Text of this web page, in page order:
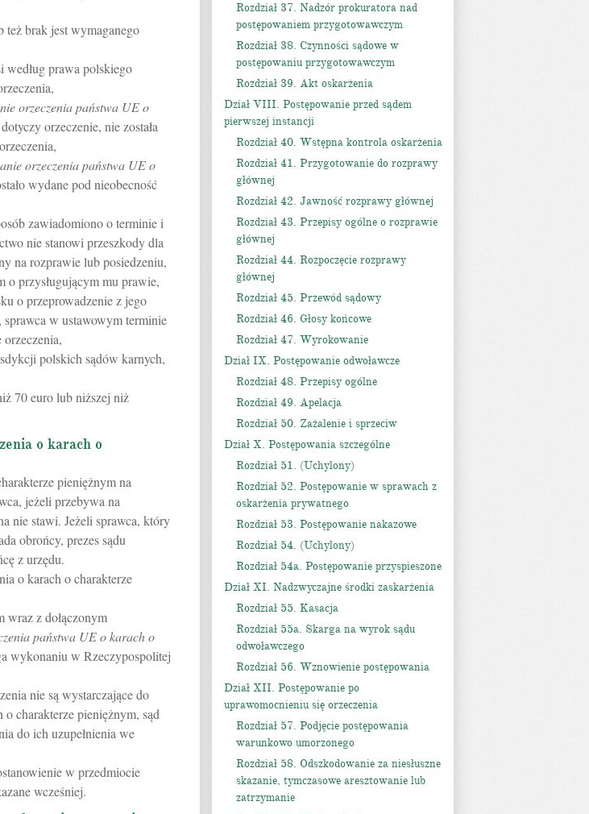
brak jest wymaganego
według prawa polskiego
orzeczenia państwa UE o
orzeczenie, nie została
orzeczenia państwa UE o
wydane pod nieobecność
zawiadomiono o terminie i
nie stanowi przeszkody dla
na rozprawie lub posiedzeniu,
o przysługującym mu prawie,
o przeprowadzenie z jego
sprawca w ustawowym terminie
polskich sądów karnych,
70 euro lub niższej niż
o karach o
pieniężnym na
jeżeli przebywa na
nie stawi. Jeżeli sprawca, który
obrońcy, prezes sądu
z urzędu.
o karach o charakterze
wraz z dołączonym
państwa UE o karach o
wykonaniu w Rzeczypospolitej
nie są wystarczające do
charakterze pieniężnym, sąd
do ich uzupełnienia we
w przedmiocie
wcześniej.
Rozdział 37. Nadzór prokuratora nad
postępowaniem przygotowawczym
Rozdział 38. Czynności sądowe w
postępowaniu przygotowawczym
Rozdział 39. Akt oskarżenia
Dział VIII. Postępowanie przed sądem
pierwszej instancji
Rozdział 40. Wstępna kontrola oskarżenia
Rozdział 41. Przygotowanie do rozprawy
głównej
Rozdział 42. Jawność rozprawy głównej
Rozdział 43. Przepisy ogólne o rozprawie
głównej
Rozdział 44. Rozpoczęcie rozprawy
głównej
Rozdział 45. Przewód sądowy
Rozdział 46. Głosy końcowe
Rozdział 47. Wyrokowanie
Dział IX. Postępowanie odwoławcze
Rozdział 48. Przepisy ogólne
Rozdział 49. Apelacja
Rozdział 50. Zażalenie i sprzeciw
Dział X. Postępowania szczególne
Rozdział 51. (Uchylony)
Rozdział 52. Postępowanie w sprawach z
oskarżenia prywatnego
Rozdział 53. Postępowanie nakazowe
Rozdział 54. (Uchylony)
Rozdział 54a. Postępowanie przyspieszone
Dział XI. Nadzwyczajne środki zaskarżenia
Rozdział 55. Kasacja
Rozdział 55a. Skarga na wyrok sądu
odwoławczego
Rozdział 56. Wznowienie postępowania
Dział XII. Postępowanie po
uprawomocnieniu się orzeczenia
Rozdział 57. Podjęcie postępowania
warunkowo umorzonego
Rozdział 58. Odszkodowanie za niesłuszne
skazanie, tymczasowe aresztowanie lub
zatrzymanie